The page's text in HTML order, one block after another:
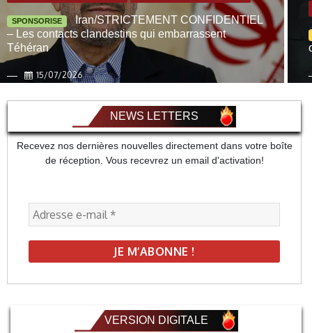
SPONSORISE
Iran/STRICTEMENT CONFIDENTIEL
– Les contacts clandestins qui embarrassent
Téhéran
15/07/2026
NEWS LETTERS
Recevez nos dernières nouvelles directement dans votre boîte
de réception. Vous recevrez un email d'activation!
VERSION DIGITALE